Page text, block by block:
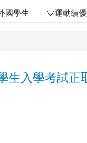
國學生 💙運動績優
生入學考試正